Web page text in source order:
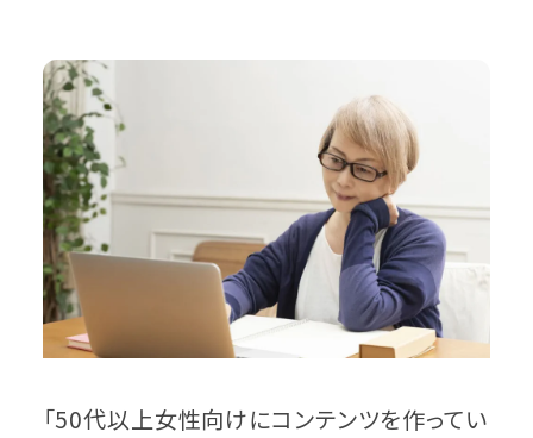
「50代以上女性向けにコンテンツを作ってい